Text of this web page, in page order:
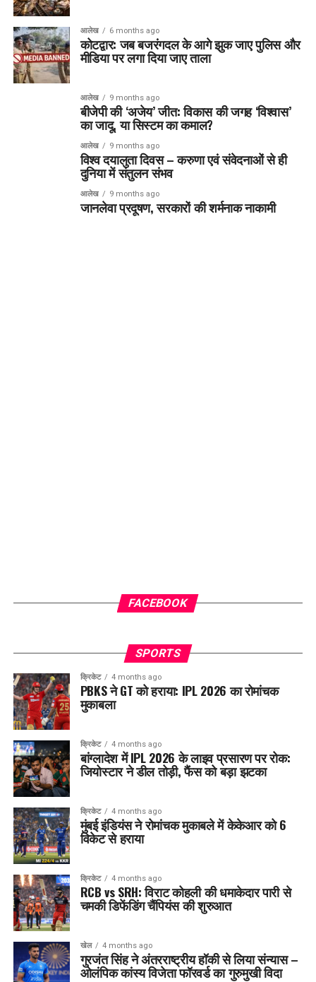
आलेख 6 months ago
कोटद्वार: जब बजरंगदल के आगे झुक जाए पुलिस और
मीडिया पर लगा दिया जाए ताला
आलेख 9 months ago
बीजेपी की ‘अजेय’ जीत: विकास की जगह ‘विश्वास’
का जादू, या सिस्टम का कमाल?
आलेख 9 months ago
विश्व दयालुता दिवस – करुणा एवं संवेदनाओं से ही
दुनिया में संतुलन संभव
आलेख 9 months ago
जानलेवा प्रदूषण, सरकारों की शर्मनाक नाकामी
FACEBOOK
SPORTS
क्रिकेट 4 months ago
PBKS ने GT को हराया: IPL 2026 का रोमांचक
मुकाबला
क्रिकेट 4 months ago
बांग्लादेश में IPL 2026 के लाइव प्रसारण पर रोक:
जियोस्टार ने डील तोड़ी, फैंस को बड़ा झटका
क्रिकेट 4 months ago
मुंबई इंडियंस ने रोमांचक मुकाबले में केकेआर को 6
विकेट से हराया
क्रिकेट 4 months ago
RCB vs SRH: विराट कोहली की धमाकेदार पारी से
चमकी डिफेंडिंग चैंपियंस की शुरुआत
खेल 4 months ago
गुरजंत सिंह ने अंतरराष्ट्रीय हॉकी से लिया संन्यास –
ओलंपिक कांस्य विजेता फॉरवर्ड का गुरुमुखी विदा